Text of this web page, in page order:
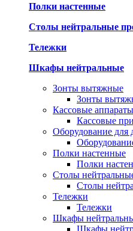
Полки настенные
Столы нейтральные
Тележки
Шкафы нейтральные
Зонты вытяжные
Зонты
Кассовые аппараты
Кассовые
Оборудование для
Полки настенные
Полки
Столы
Столы
Тележки
Тележки
Шкафы
Шкафы